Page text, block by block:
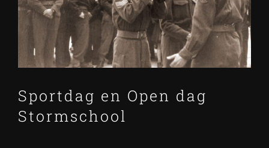
Sportdag en Open dag
Stormschool